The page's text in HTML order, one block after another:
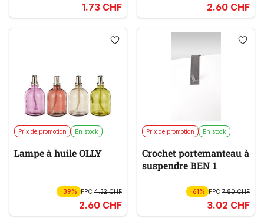
1.73 CHF 2.60 CHF
Prix de promotion En stock
Lampe à huile OLLY
-39% PPC 4.32 CHF
2.60 CHF
Prix de promotion En stock
Crochet portemanteau à
suspendre BEN 1
-61% PPC7.80 CHF
3.02 CHF